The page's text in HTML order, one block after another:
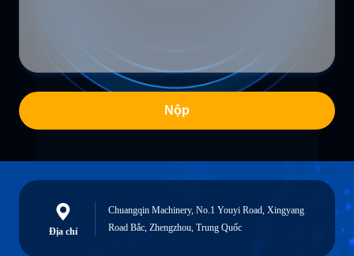
Nộp
Địa chỉ
Chuangqin Machinery, No.1 Youyi Road, Xingyang
Road Bắc, Zhengzhou, Trung Quốc